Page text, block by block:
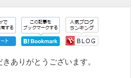
ありがとうございます。